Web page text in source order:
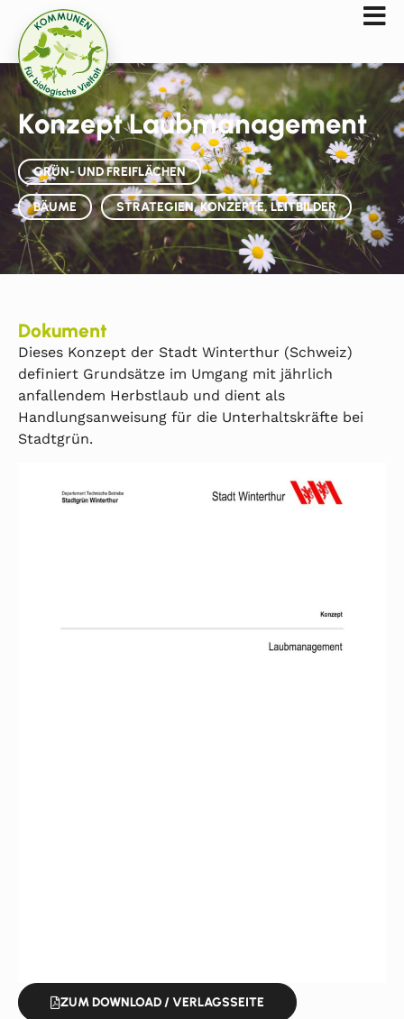
Konzept Laubmanagement
GRÜN- UND FREIFLÄCHEN
BÄUME STRATEGIEN, KONZEPTE, LEITBILDER
Dokument
Dieses Konzept der Stadt Winterthur (Schweiz)
definiert Grundsätze im Umgang mit jährlich
anfallendem Herbstlaub und dient als
Handlungsanweisung für die Unterhaltskräfte bei
Stadtgrün.
ZUM DOWNLOAD / VERLAGSSEITE